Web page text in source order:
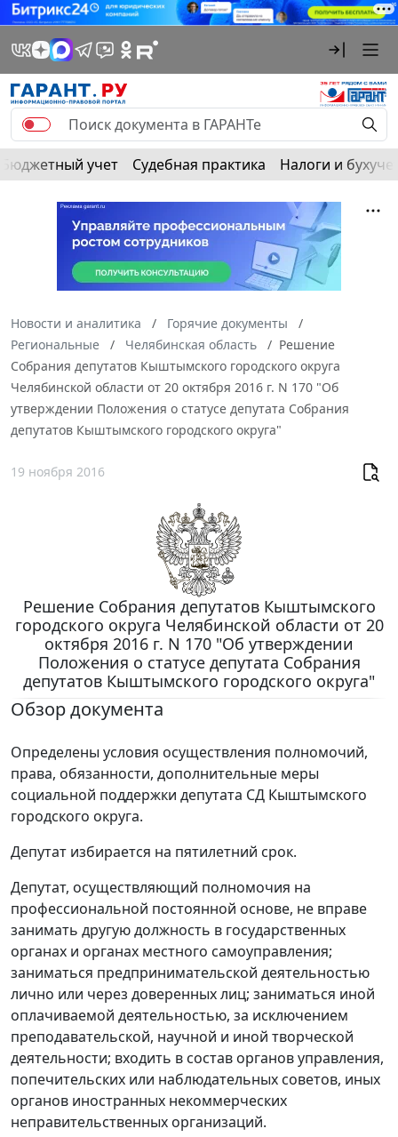
Бюджетный учет Судебная практика Налоги и
Новости и аналитика
Горячие документы
Региональные
Челябинская область
Решение
Собрания депутатов Кыштымского городского округа
Челябинской области от 20 октября 2016 г. N 170 "Об
утверждении Положения о статусе депутата Собрания
депутатов Кыштымского городского округа"
19 ноября 2016
Решение Собрания депутатов Кыштымского
городского округа Челябинской области от 20
октября 2016 г. N 170 "Об утверждении
Положения о статусе депутата Собрания
депутатов Кыштымского городского округа"
Обзор документа
Определены условия осуществления полномочий,
права, обязанности, дополнительные меры
социальной поддержки депутата СД Кыштымского
городского округа.
Депутат избирается на пятилетний срок.
Депутат, осуществляющий полномочия на
профессиональной постоянной основе, не вправе
занимать другую должность в государственных
органах и органах местного самоуправления;
заниматься предпринимательской деятельностью
лично или через доверенных лиц; заниматься иной
оплачиваемой деятельностью, за исключением
преподавательской, научной и иной творческой
деятельности; входить в состав органов управления,
попечительских или наблюдательных советов, иных
органов иностранных некоммерческих
неправительственных организаций.